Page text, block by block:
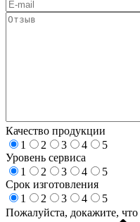
Качество продукции
1
2 3 4
5
Уровень сервиса
1
2 3 4
5
Срок изготовления
1
2 3 4
5
Пожалуйста, докажите,